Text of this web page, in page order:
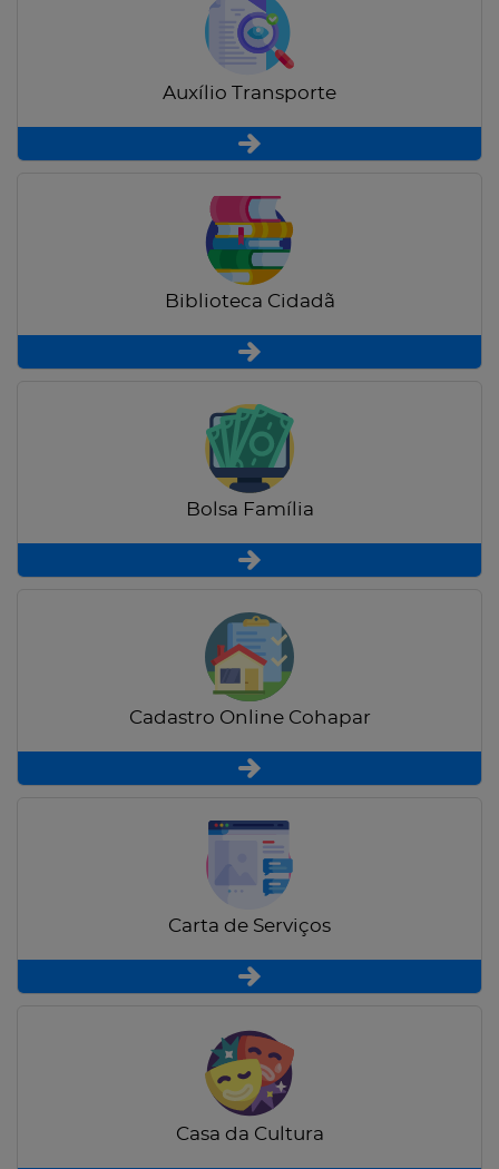
Auxílio Transporte
Biblioteca Cidadã
Bolsa Família
Cadastro Online Cohapar
Carta de Serviços
Casa da Cultura